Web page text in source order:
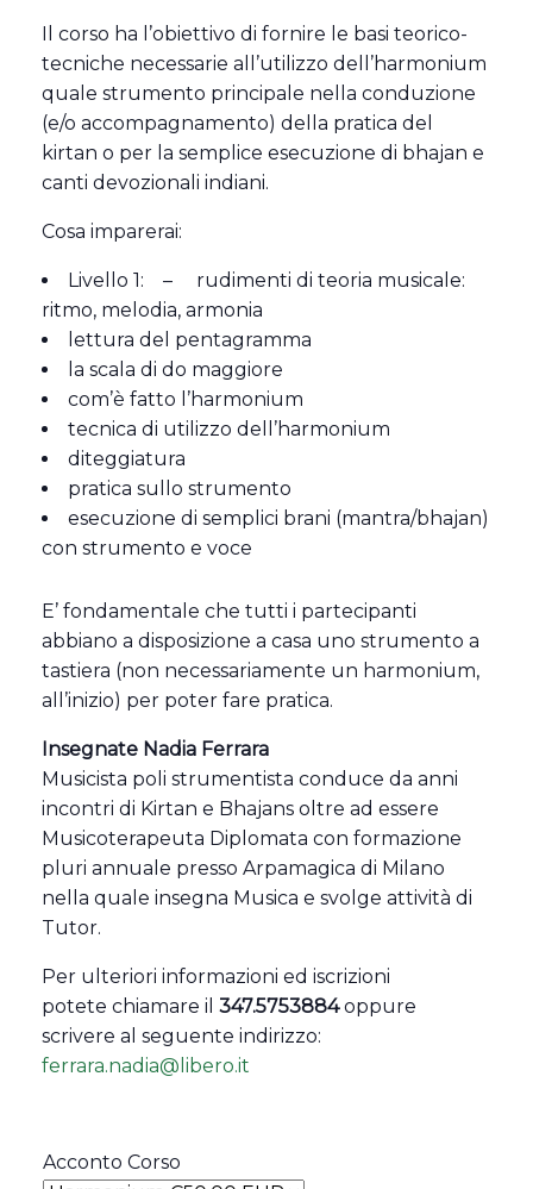
Il corso ha l’obiettivo di fornire le basi teorico-
tecniche necessarie all’utilizzo dell’harmonium
quale strumento principale nella conduzione
(e/o accompagnamento) della pratica del
kirtan o per la semplice esecuzione di bhajan e
canti devozionali indiani.
Cosa imparerai:
Livello 1: – rudimenti di teoria musicale:
ritmo, melodia, armonia
lettura del pentagramma
la scala di do maggiore
com’è fatto l’harmonium
tecnica di utilizzo dell’harmonium
diteggiatura
pratica sullo strumento
esecuzione di semplici brani (mantra/bhajan)
con strumento e voce
E’ fondamentale che tutti i partecipanti
abbiano a disposizione a casa uno strumento a
tastiera (non necessariamente un harmonium,
all’inizio) per poter fare pratica.
Insegnate Nadia Ferrara
Musicista poli strumentista conduce da anni
incontri di Kirtan e Bhajans oltre ad essere
Musicoterapeuta Diplomata con formazione
pluri annuale presso Arpamagica di Milano
nella quale insegna Musica e svolge attività di
Tutor.
Per ulteriori informazioni ed iscrizioni
potete chiamare il 347.5753884oppure
scrivere al seguente indirizzo:
ferrara.nadia@libero.it
Acconto Corso